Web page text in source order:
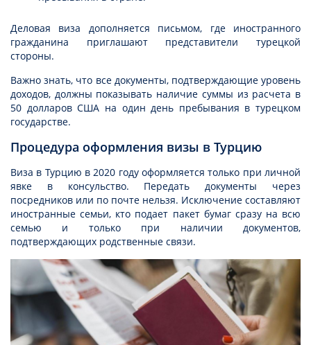
Деловая виза дополняется письмом, где иностранного
гражданина приглашают представители турецкой
стороны.
Важно знать, что все документы, подтверждающие уровень
доходов, должны показывать наличие суммы из расчета в
50 долларов США на один день пребывания в турецком
государстве.
Процедура оформления визы в Турцию
Виза в Турцию в 2020 году оформляется только при личной
явке в консульство. Передать документы через
посредников или по почте нельзя. Исключение составляют
иностранные семьи, кто подает пакет бумаг сразу на всю
семью и только при наличии документов,
подтверждающих родственные связи.